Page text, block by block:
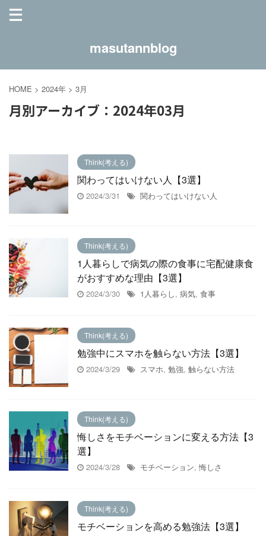
masutannblog
HOME > 2024年 > 3月
月別アーカイブ：2024年03月
Think(考える)
関わってはいけない人【3選】
2024/3/31 関わってはいけない人
Think(考える)
1人暮らしで病気の際の食事に宅配健康食
がおすすめな理由【3選】
2024/3/30 1人暮らし, 病気, 食事
Think(考える)
勉強中にスマホを触らない方法【3選】
2024/3/29 スマホ, 勉強, 触らない方法
Think(考える)
悔しさをモチベーションに変える方法【3
選】
2024/3/28 モチベーション, 悔しさ
Think(考える)
モチベーションを高める勉強法【3選】